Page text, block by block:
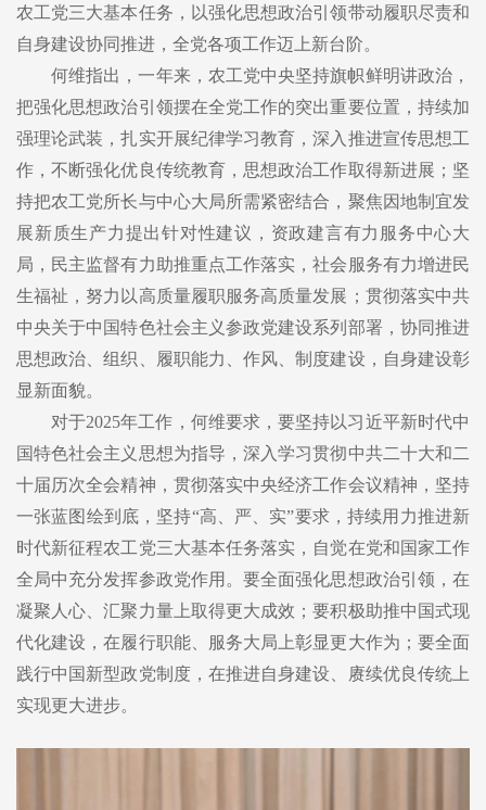
农工党三大基本任务，以强化思想政治引领带动履职尽责和
自身建设协同推进，全党各项工作迈上新台阶。
何维指出，一年来，农工党中央坚持旗帜鲜明讲政治，
把强化思想政治引领摆在全党工作的突出重要位置，持续加
强理论武装，扎实开展纪律学习教育，深入推进宣传思想工
作，不断强化优良传统教育，思想政治工作取得新进展；坚
持把农工党所长与中心大局所需紧密结合，聚焦因地制宜发
展新质生产力提出针对性建议，资政建言有力服务中心大
局，民主监督有力助推重点工作落实，社会服务有力增进民
生福祉，努力以高质量履职服务高质量发展；贯彻落实中共
中央关于中国特色社会主义参政党建设系列部署，协同推进
思想政治、组织、履职能力、作风、制度建设，自身建设彰
显新面貌。
对于2025年工作，何维要求，要坚持以习近平新时代中
国特色社会主义思想为指导，深入学习贯彻中共二十大和二
十届历次全会精神，贯彻落实中央经济工作会议精神，坚持
一张蓝图绘到底，坚持“高、严、实”要求，持续用力推进新
时代新征程农工党三大基本任务落实，自觉在党和国家工作
全局中充分发挥参政党作用。要全面强化思想政治引领，在
凝聚人心、汇聚力量上取得更大成效；要积极助推中国式现
代化建设，在履行职能、服务大局上彰显更大作为；要全面
践行中国新型政党制度，在推进自身建设、赓续优良传统上
实现更大进步。